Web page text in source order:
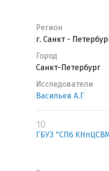
Регион
г. Санкт -
Город
Санкт-Петербург
Исследователи
Васильев А.Г
10
ГБУЗ "СПб